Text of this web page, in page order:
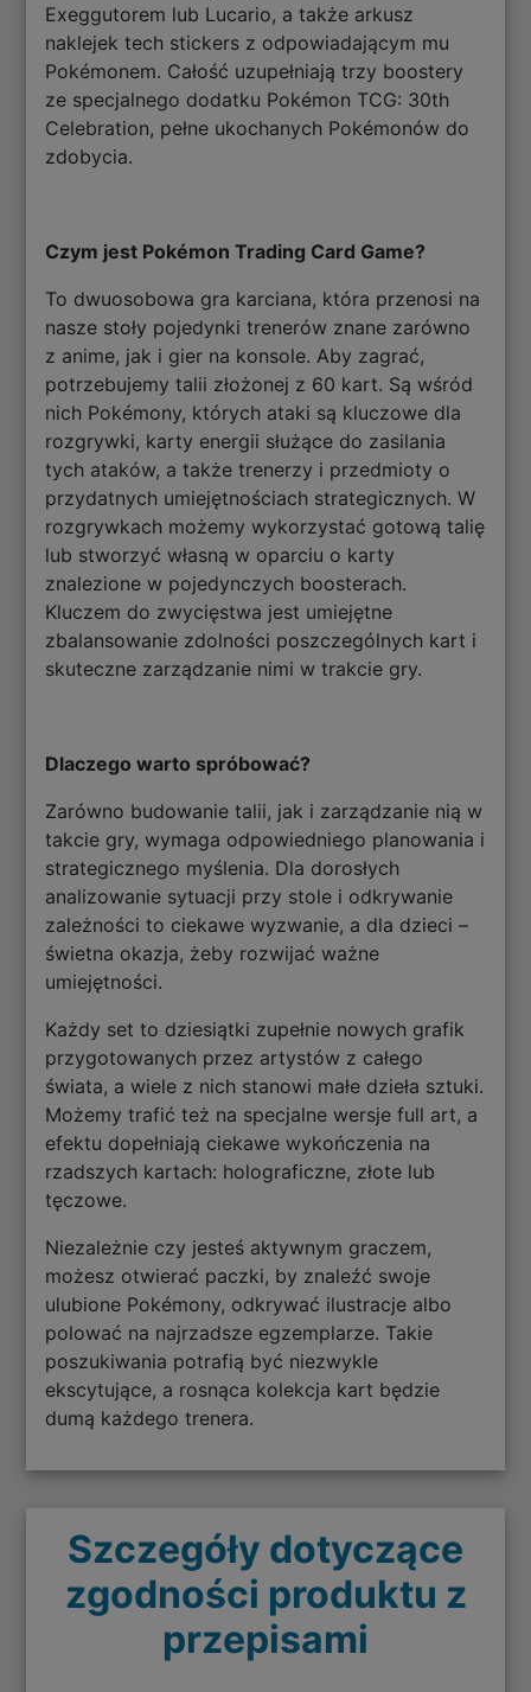
Exeggutorem lub Lucario, a także arkusz
naklejek tech stickers z odpowiadającym mu
Pokémonem. Całość uzupełniają trzy boostery
ze specjalnego dodatku Pokémon TCG: 30th
Celebration, pełne ukochanych Pokémonów do
zdobycia.
Czym jest Pokémon Trading Card Game?
To dwuosobowa gra karciana, która przenosi na
nasze stoły pojedynki trenerów znane zarówno
z anime, jak i gier na konsole. Aby zagrać,
potrzebujemy talii złożonej z 60 kart. Są wśród
nich Pokémony, których ataki są kluczowe dla
rozgrywki, karty energii służące do zasilania
tych ataków, a także trenerzy i przedmioty o
przydatnych umiejętnościach strategicznych. W
rozgrywkach możemy wykorzystać gotową talię
lub stworzyć własną w oparciu o karty
znalezione w pojedynczych boosterach.
Kluczem do zwycięstwa jest umiejętne
zbalansowanie zdolności poszczególnych kart i
skuteczne zarządzanie nimi w trakcie gry.
Dlaczego warto spróbować?
Zarówno budowanie talii, jak i zarządzanie nią w
takcie gry, wymaga odpowiedniego planowania i
strategicznego myślenia. Dla dorosłych
analizowanie sytuacji przy stole i odkrywanie
zależności to ciekawe wyzwanie, a dla dzieci –
świetna okazja, żeby rozwijać ważne
umiejętności.
Każdy set to dziesiątki zupełnie nowych grafik
przygotowanych przez artystów z całego
świata, a wiele z nich stanowi małe dzieła sztuki.
Możemy trafić też na specjalne wersje full art, a
efektu dopełniają ciekawe wykończenia na
rzadszych kartach: holograficzne, złote lub
tęczowe.
Niezależnie czy jesteś aktywnym graczem,
możesz otwierać paczki, by znaleźć swoje
ulubione Pokémony, odkrywać ilustracje albo
polować na najrzadsze egzemplarze. Takie
poszukiwania potrafią być niezwykle
ekscytujące, a rosnąca kolekcja kart będzie
dumą każdego trenera.
Szczegóły dotyczące
zgodności produktu z
przepisami